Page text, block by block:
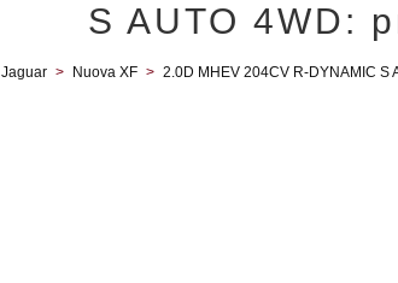
S AUTO 4WD:
Jaguar > Nuova XF > 2.0D MHEV 204CV R-DYNAMIC S